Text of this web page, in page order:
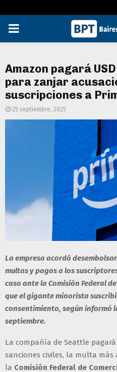
PRIMARY
Amazon pagará
para zanjar
suscripciones a
25 septiembre, 2025
La empresa acordó
multas y pagos a los
caso ante la Comisión Federal
que el gigante minorista
consentimiento, según informó
septiembre.
La compañía de Seattle
sanciones civiles, la multa
la Comisión Federal de